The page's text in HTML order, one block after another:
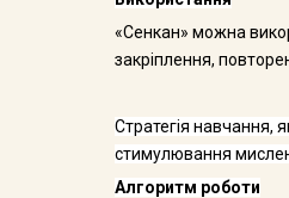
«Сенкан» можна
закріплення,
Стратегія навчання,
стимулювання
Алгоритм роботи